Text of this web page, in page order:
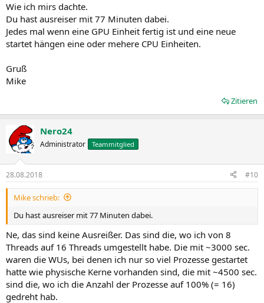
Wie ich mirs dachte.
Du hast ausreiser mit 77 Minuten dabei.
Jedes mal wenn eine GPU Einheit fertig ist und eine neue
startet hängen eine oder mehere CPU Einheiten.
Gruß
Mike
Zitieren
Nero24
Administrator Teammitglied
28.08.2018 #10
Mike schrieb:
Du hast ausreiser mit 77 Minuten dabei.
Ne, das sind keine Ausreißer. Das sind die, wo ich von 8
Threads auf 16 Threads umgestellt habe. Die mit ~3000 sec.
waren die WUs, bei denen ich nur so viel Prozesse gestartet
hatte wie physische Kerne vorhanden sind, die mit ~4500 sec.
sind die, wo ich die Anzahl der Prozesse auf 100% (= 16)
gedreht hab.